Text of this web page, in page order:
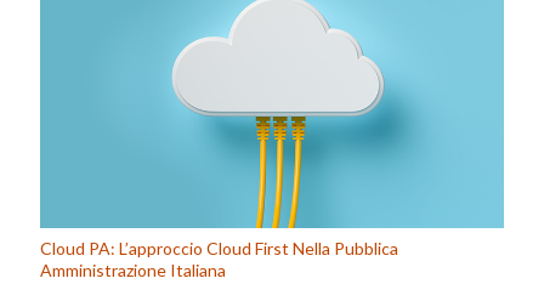
Cloud PA: L’approccio Cloud First Nella Pubblica
Amministrazione Italiana